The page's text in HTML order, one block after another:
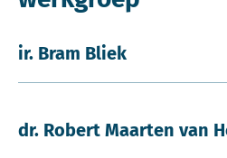
ir. Bram Bliek
dr. Robert Maarten van